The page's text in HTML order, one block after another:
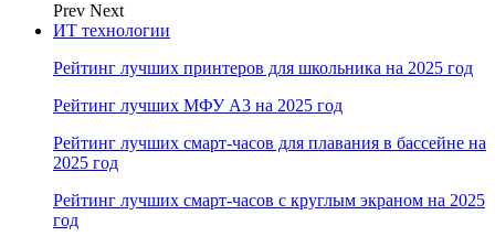
Prev Next
ИТ технологии
Рейтинг лучших принтеров для школьника на 2025 год
Рейтинг лучших МФУ А3 на 2025 год
Рейтинг лучших смарт-часов для плавания в бассейне на
2025 год
Рейтинг лучших смарт-часов с круглым экраном на 2025
год